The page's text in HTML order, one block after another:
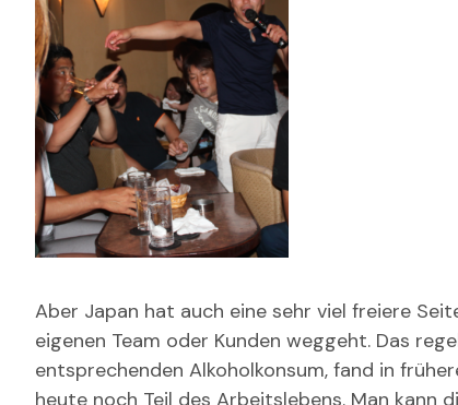
Aber Japan hat auch eine sehr viel freiere
eigenen Team oder Kunden weggeht. Das
entsprechenden Alkoholkonsum, fand in
heute noch Teil des Arbeitslebens. Man kann